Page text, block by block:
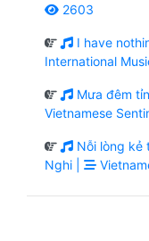
2603
I have
International
Mưa đêm
Vietnamese
Nỗi lòng kẻ
Nghi |